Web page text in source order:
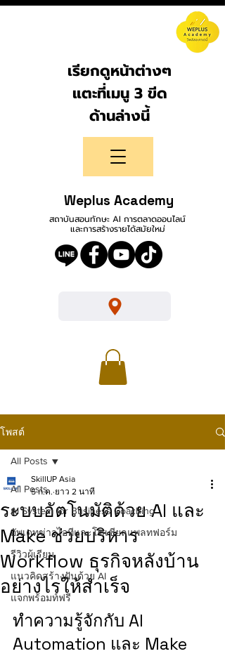
เรียกดูหน้าต่างๆ
แตะที่เมนู 3 ขีด
ด้านล่างนี้
Weplus Academy
สถาบันสอนทักษะ AI การตลาดออนไลน์
และการสร้างรายได้สมัยใหม่
โพสต์
All Posts
AI System for Business Coaching
อัพเดทข่าวไอทีและโซเชียลแพลทฟอร์ม
รีวิวผู้เรียน
แนวคิดสร้างฝันด้วย AI
แจกพร้อมท์ฟรี
All Posts
ระบบอัตโนมัติด้วย AI และ
Make ช่วยบริหาร
Workflow ธุรกิจหลังบ้าน
อย่างไรให้สำเร็จ
SkillUP Asia
5 ก.ค. ยาว 2 นาที
ทำความรู้จักกับ AI
Automation และ Make